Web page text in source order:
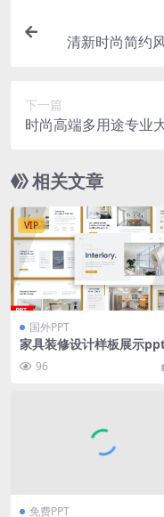
清新时尚简约
下一篇
时尚高端多用途专业
相关文章
VIP
国外PPT
家具装修设计样板展示
板 96
免费PPT